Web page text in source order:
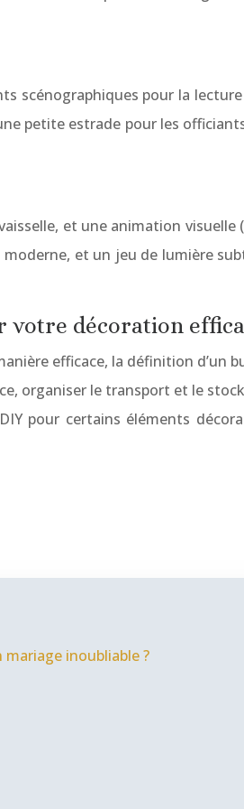
scénographiques pour la
petite estrade pour les
et une animation
et un jeu de lumière
votre décoration
efficace, la définition d’un
organiser le transport et le
pour certains éléments
inoubliable ?